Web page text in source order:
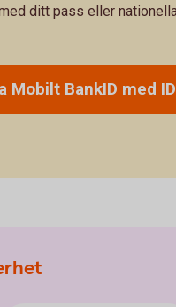
ditt pass eller
Mobilt BankID med